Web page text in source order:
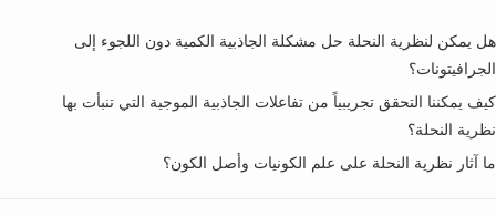
هل يمكن لنظرية النحلة حل مشكلة الجاذبية الكمية دون اللجوء إلى
الجرافيتونات؟
كيف يمكننا التحقق تجريبياً من تفاعلات الجاذبية الموجية التي تنبأت بها
نظرية النحلة؟
ما آثار نظرية النحلة على علم الكونيات وأصل الكون؟